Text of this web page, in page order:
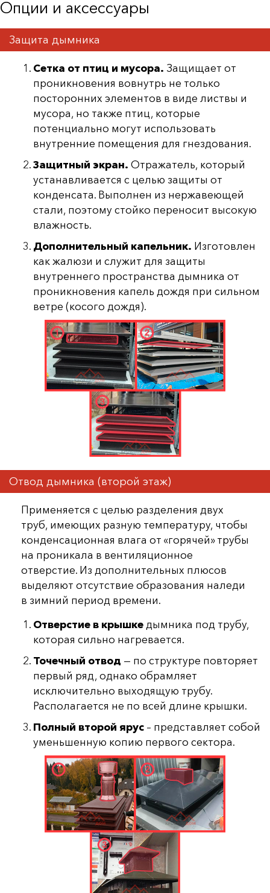
Опции и аксессуары
Защита дымника
Сетка от птиц и мусора. Защищает от
проникновения вовнутрь не только
посторонних элементов в виде листвы и
мусора, но также птиц, которые
потенциально могут использовать
внутренние помещения для гнездования.
Защитный экран. Отражатель, который
устанавливается с целью защиты от
конденсата. Выполнен из нержавеющей
стали, поэтому стойко переносит высокую
влажность.
Дополнительный капельник. Изготовлен
как жалюзи и служит для защиты
внутреннего пространства дымника от
проникновения капель дождя при сильном
ветре (косого дождя).
Отвод дымника (второй этаж)
Применяется с целью разделения двух
труб, имеющих разную температуру, чтобы
конденсационная влага от «горячей» трубы
на проникала в вентиляционное
отверстие. Из дополнительных плюсов
выделяют отсутствие образования наледи
в зимний период времени.
Отверстие в крышке дымника под трубу,
которая сильно нагревается.
Точечный отвод — по структуре повторяет
первый ряд, однако обрамляет
исключительно выходящую трубу.
Располагается не по всей длине крышки.
Полный второй ярус – представляет собой
уменьшенную копию первого сектора.